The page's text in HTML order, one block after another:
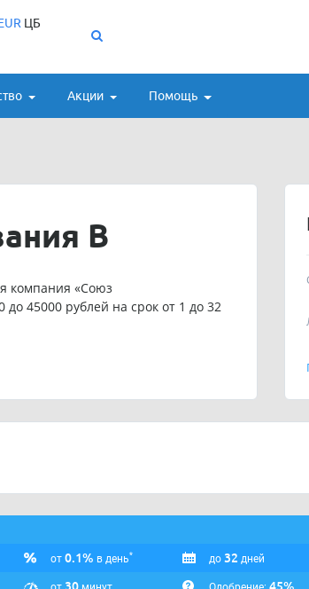
ЦБ
Акции Помощь
В
компания «Союз
45000 рублей на срок от 1 до 32
от 0.1% в день* до 32 дней
30 45%